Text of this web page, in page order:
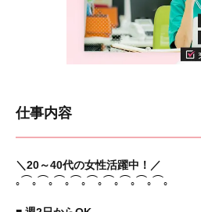
仕事内容
＼20～40代の女性活躍中！／
｡⌒｡⌒｡⌒｡⌒｡⌒｡⌒｡⌒｡⌒｡⌒｡